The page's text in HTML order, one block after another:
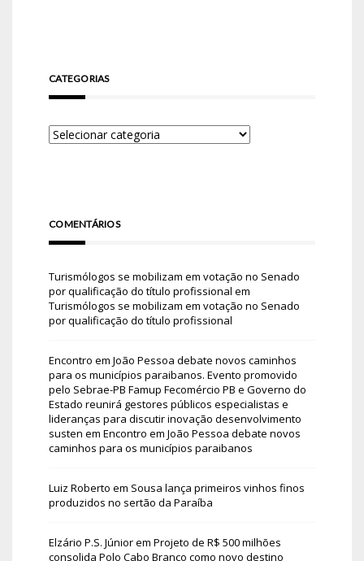
CATEGORIAS
COMENTÁRIOS
Turismólogos se mobilizam em votação no Senado
por qualificação do título profissional em
Turismólogos se mobilizam em votação no Senado
por qualificação do título profissional
Encontro em João Pessoa debate novos caminhos
para os municípios paraibanos. Evento promovido
pelo Sebrae-PB Famup Fecomércio PB e Governo do
Estado reunirá gestores públicos especialistas e
lideranças para discutir inovação desenvolvimento
susten em Encontro em João Pessoa debate novos
caminhos para os municípios paraibanos
Luiz Roberto em Sousa lança primeiros vinhos finos
produzidos no sertão da Paraíba
Elzário P.S. Júniorem Projeto de R$ 500 milhões
consolida Polo Cabo Branco como novo destino